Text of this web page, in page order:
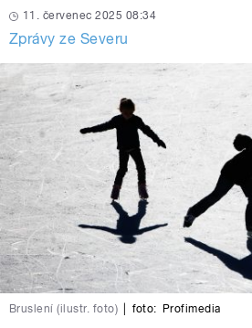
11. červenec 2025 08:34
Zprávy ze Severu
Bruslení (ilustr. foto) foto: Profimedia